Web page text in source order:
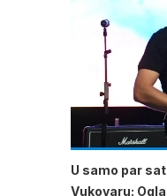
U samo par
Vukovaru: